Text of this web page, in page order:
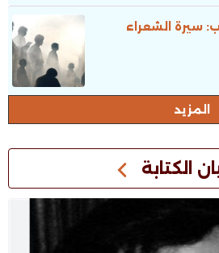
سيرة الشعراء
المزيد
الكتابة